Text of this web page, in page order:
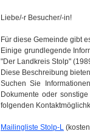
Liebe/-r Besucher/-in!
Für diese Gemeinde gibt
Einige grundlegende
"Der Landkreis Stolp"
Diese Beschreibung
Suchen Sie
Dokumente oder
folgenden
Mailingliste Stolp-L